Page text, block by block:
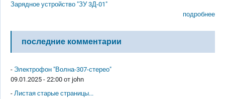
Зарядное устройство "ЗУ 3Д-01"
подробнее
последние комментарии
- Электрофон "Волна-307-стерео"
09.01.2025 - 22:00 от john
- Листая старые страницы...